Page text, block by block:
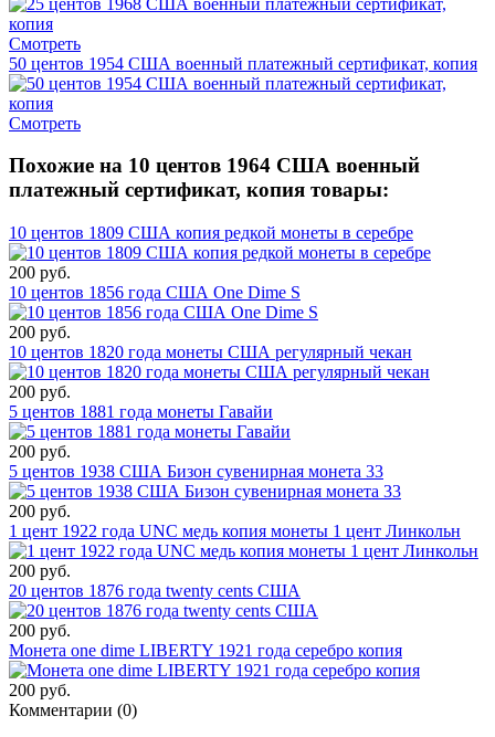
Смотреть
50 центов 1954 США военный платежный сертификат, копия
Смотреть
Похожие на 10 центов 1964 США военный
платежный сертификат, копия товары:
10 центов 1809 США копия редкой монеты в серебре
200 руб.
10 центов 1856 года США One Dime S
200 руб.
10 центов 1820 года монеты США регулярный чекан
200 руб.
5 центов 1881 года монеты Гавайи
200 руб.
5 центов 1938 США Бизон сувенирная монета 33
200 руб.
1 цент 1922 года UNC медь копия монеты 1 цент Линкольн
200 руб.
20 центов 1876 года twenty cents США
200 руб.
Монета one dime LIBERTY 1921 года серебро копия
200 руб.
Комментарии (0)